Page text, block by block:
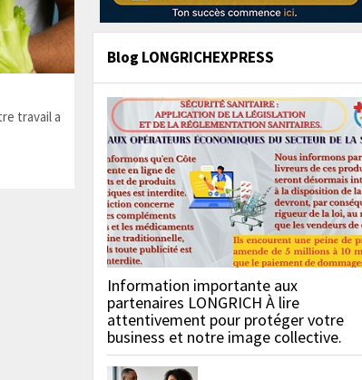
travail a
Blog LONGRICHEXPRESS
Information importante aux
partenaires LONGRICH À lire
attentivement pour protéger votre
business et notre image collective.